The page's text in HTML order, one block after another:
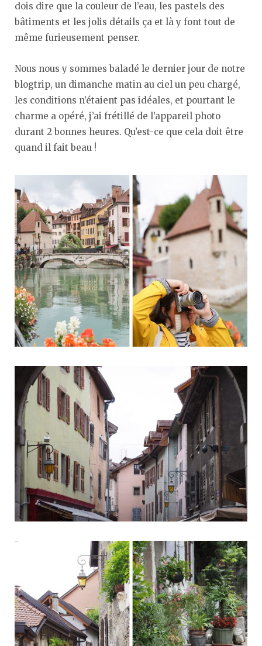
dois dire que la couleur de l’eau, les pastels des
bâtiments et les jolis détails ça et là y font tout de
même furieusement penser.
Nous nous y sommes baladé le dernier jour de notre
blogtrip, un dimanche matin au ciel un peu chargé,
les conditions n’étaient pas idéales, et pourtant le
charme a opéré, j’ai frétillé de l’appareil photo
durant 2 bonnes heures. Qu’est-ce que cela doit être
quand il fait beau !